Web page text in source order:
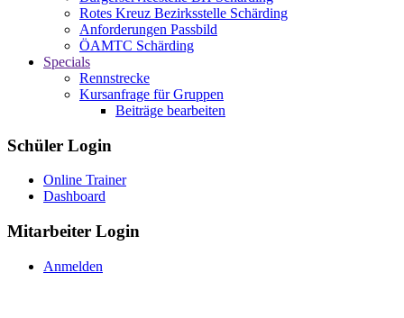
Rotes Kreuz Bezirksstelle Schärding
Anforderungen Passbild
ÖAMTC Schärding
Specials
Rennstrecke
Kursanfrage für Gruppen
Beiträge bearbeiten
Schüler Login
Online Trainer
Dashboard
Mitarbeiter Login
Anmelden